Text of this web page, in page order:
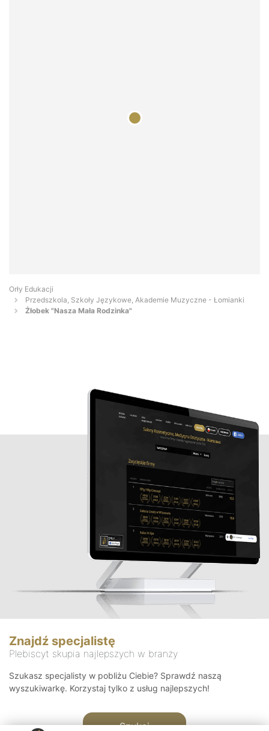
Orły Edukacji
Przedszkola, Szkoły Językowe, Akademie Muzyczne - Łomianki
Żłobek "Nasza Mała Rodzinka"
Znajdź specjalistę
Plebiscyt skupia najlepszych w branży
Szukasz specjalisty w pobliżu Ciebie? Sprawdź naszą
wyszukiwarkę. Korzystaj tylko z usług najlepszych!
Szukaj